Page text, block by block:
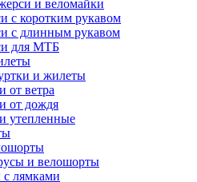
и веломайки
с коротким рукавом
с длинным рукавом
для МТБ
и жилеты
от ветра
от дождя
утепленные
и велошорты
лямками